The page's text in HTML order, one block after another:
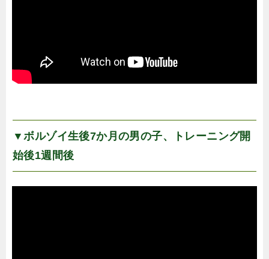
▼ボルゾイ生後7か月の男の子、トレーニング開
始後1週間後